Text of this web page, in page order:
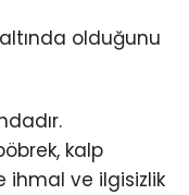
olduğunu
kalp
ihmal ve ilgisizlik